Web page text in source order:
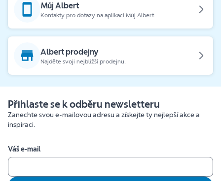
Můj Albert
Kontakty pro dotazy na aplikaci Můj Albert.
Albert prodejny
Najděte svoji nejbližší prodejnu.
Přihlaste se k odběru newsletteru
Zanechte svou e-mailovou adresu a získejte ty nejlepší akce a
inspiraci.
Váš e-mail